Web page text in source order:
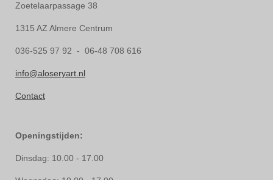
Zoetelaarpassage 38
1315 AZ Almere Centrum
036-525 97 92 - 06-48 708 616
info@aloseryart.nl
Contact
Openingstijden:
Dinsdag: 10.00 - 17.00